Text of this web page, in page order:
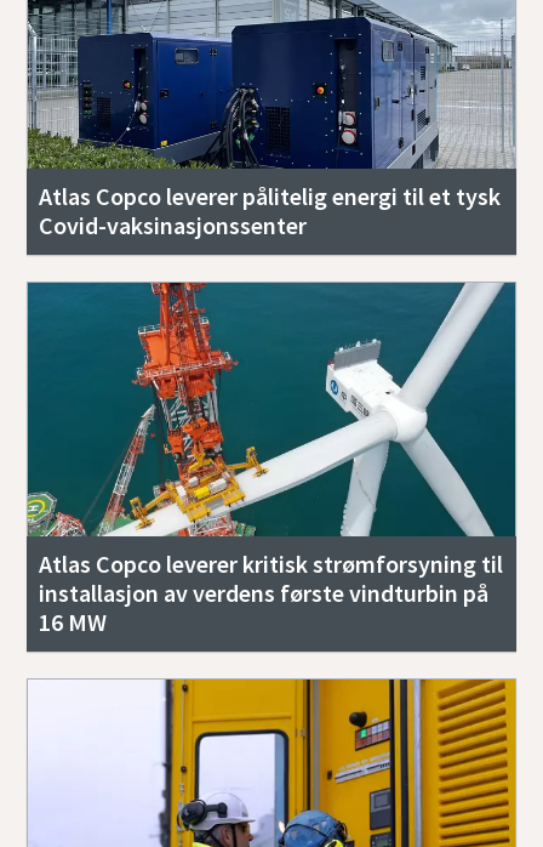
Atlas Copco leverer pålitelig energi til et tysk
Covid-vaksinasjonssenter
Atlas Copco leverer kritisk strømforsyning til
installasjon av verdens første vindturbin på
16 MW